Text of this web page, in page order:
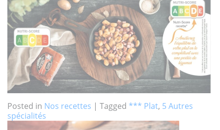
Posted in Nos recettes | Tagged *** Plat, 5 Autres
spécialités